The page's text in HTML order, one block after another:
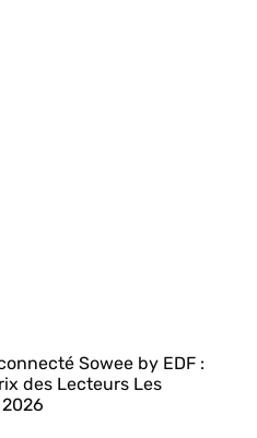
Sowee by EDF :
des Lecteurs Les